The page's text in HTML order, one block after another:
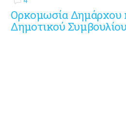
Ορκομωσία Δημάρχου
Δημοτικού Συμβουλίου